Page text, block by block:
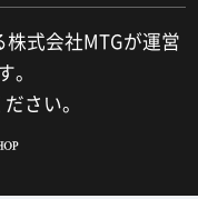
株式会社MTGが運営
。
さい。